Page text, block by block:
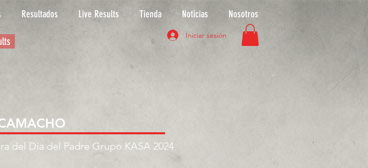
Resultados Live Results Tienda Noticias Nosotros
Iniciar sesión
del Día del Padre Grupo KASA 2024